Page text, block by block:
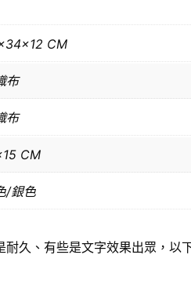
CM
布
布
CM
/銀色
久、有些是文字效果出眾，